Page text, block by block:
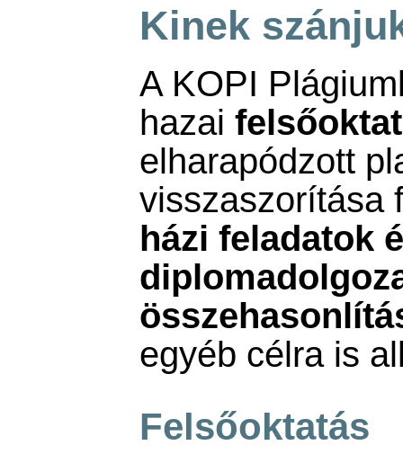
Kinek
A KOPI
hazai
elharapódzott
visszaszorítása
házi feladatok
egyéb célra is
Felsőoktatás